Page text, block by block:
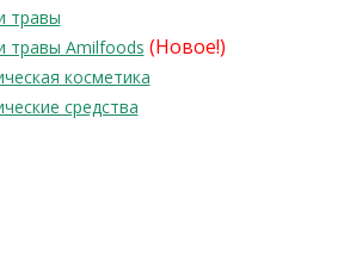
травы
травы Amilfoods (Новое!)
косметика
средства